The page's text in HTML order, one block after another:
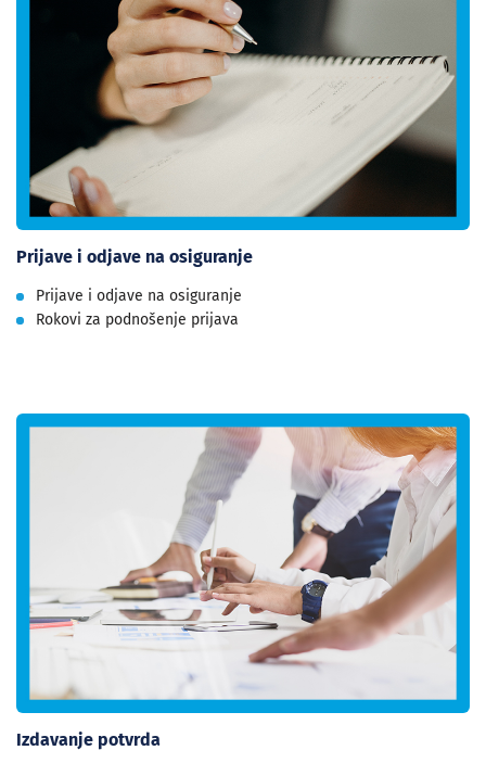
Prijave i odjave na osiguranje
Prijave i odjave na osiguranje
Rokovi za podnošenje prijava
Izdavanje potvrda